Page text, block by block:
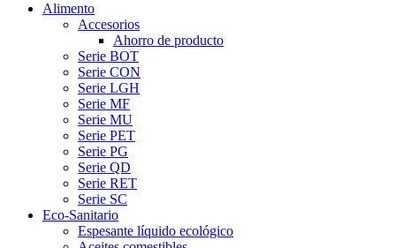
Alimento
Accesorios
Ahorro de producto
Serie BOT
Serie CON
Serie LGH
Serie MF
Serie MU
Serie PET
Serie PG
Serie QD
Serie RET
Serie SC
Eco-Sanitario
Espesante líquido ecológico